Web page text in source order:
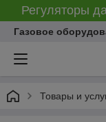
Регуляторы
Газовое
Товары и